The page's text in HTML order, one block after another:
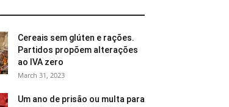
Cereais sem glúten e rações.
Partidos propõem alterações
ao IVA zero
March 31, 2023
Um ano de prisão ou multa para